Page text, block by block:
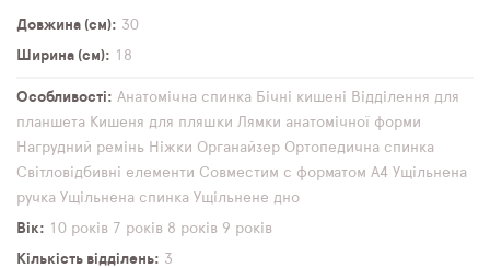
Довжина (см)
30
Ширина (см)
18
Особливості Анатомічна спинка Бічні кишені Відділення для
планшета Кишеня для пляшки Лямки анатомічної форми
Нагрудний ремінь Ніжки Органайзер Ортопедична спинка
Світловідбивні елементи Совместим с форматом А4 Ущільнена
ручка Ущільнена спинка Ущільнене дно
Вік
10 років 7 років 8 років 9 років
Кількість відділень
3